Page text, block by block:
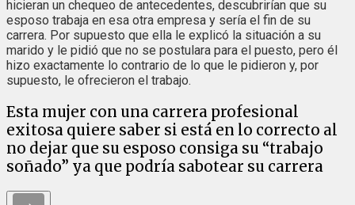
hicieran un chequeo de antecedentes, descubrirían que su
esposo trabaja en esa otra empresa y sería el fin de su
carrera. Por supuesto que ella le explicó la situación a su
marido y le pidió que no se postulara para el puesto, pero él
hizo exactamente lo contrario de lo que le pidieron y, por
supuesto, le ofrecieron el trabajo.
Esta mujer con una carrera profesional
exitosa quiere saber si está en lo correcto al
no dejar que su esposo consiga su “trabajo
soñado” ya que podría sabotear su carrera